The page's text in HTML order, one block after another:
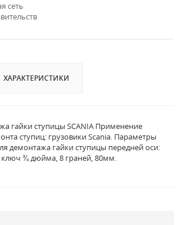
сеть
ХАРАКТЕРИСТИКИ
гайки ступицы SCANIA Применение
ступиц: грузовики Scania. Параметры
демонтажа гайки ступицы передней оси:
ключ ¾ дюйма, 8 граней, 80мм.